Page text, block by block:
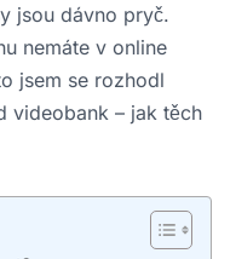
jsou dávno pryč.
nemáte v online
jsem se rozhodl
videobank – jak těch